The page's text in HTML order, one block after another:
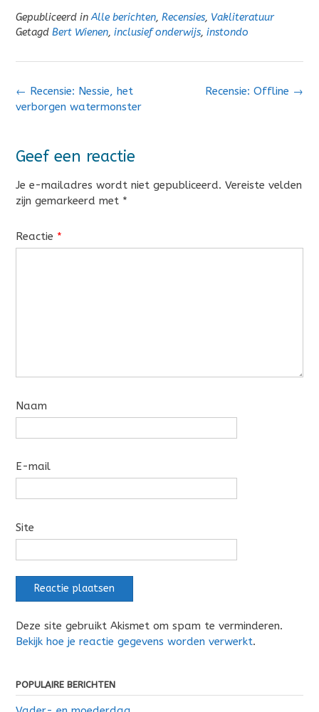
Gepubliceerd inAlle berichten, Recensies, Vakliteratuur
Getagd Bert Wienen, inclusief onderwijs, instondo
Bericht
navigatie
Recensie: Offline →
← Recensie: Nessie, het
verborgen watermonster
Geef een reactie
Je e-mailadres wordt niet gepubliceerd. Vereiste velden
zijn gemarkeerd met *
Reactie *
Naam
E-mail
Site
Deze site gebruikt Akismet om spam te verminderen.
Bekijk hoe je reactie gegevens worden verwerkt.
POPULAIRE BERICHTEN